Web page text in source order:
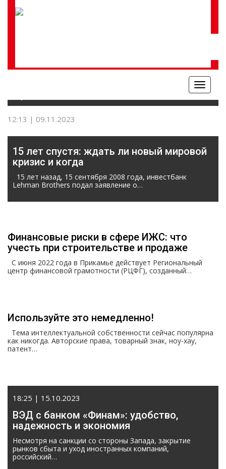
Меню
12:13 | 09.11.2023
15 лет спустя: ждать ли новый мировой
кризис и когда
15 лет назад, 15 сентября 2008 года, инвестбанк
Lehman Brothers подал заявление о…
Финансовые риски в сфере ИЖС: что
учесть при строительстве и продаже
С июня 2022 года в Прикамье действует Региональный
центр финансовой грамотности (РЦФГ), созданный…
Используйте это немедленно!
Тема интеллектуальной собственности сейчас популярна
как никогда. Авторские права, товарный знак, ноу-хау,
патент…
18:25 | 15.10.2023
ВЭД с банком «Финам»: удобство,
надежность и экономия
Несмотря на санкции со стороны Запада, закрытие
рынков сбыта и уход иностранных компаний,
российский…